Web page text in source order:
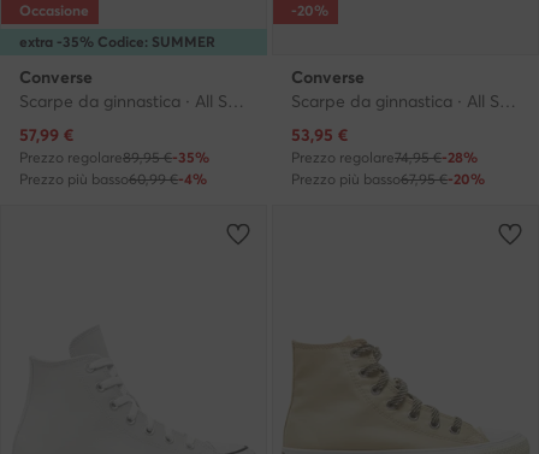
extra -35% Codice: SUMMER
Occasione
Converse
Scarpe da ginnastica · All Star · Marrone
Prezzo attuale
57,99 €
Prezzo regolare89,95 €-35%
Prezzo più basso60,99 €-4%
-20%
Converse
Scarpe da ginnastica · All Star · Blu scuro
Prezzo attuale
53,95 €
Prezzo regolare74,95 €-28%
Prezzo più basso67,95 €-20%